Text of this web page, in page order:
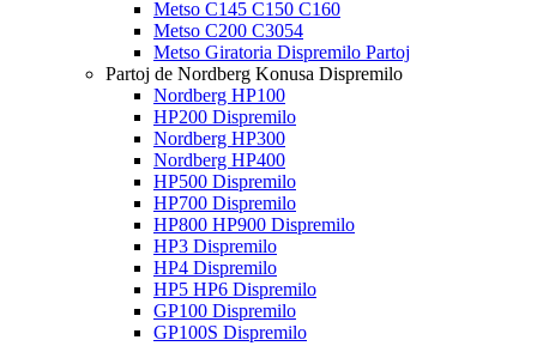
Metso C145 C150 C160
Metso C200 C3054
Metso Giratoria Dispremilo Partoj
Partoj de Nordberg Konusa Dispremilo
Nordberg HP100
HP200 Dispremilo
Nordberg HP300
Nordberg HP400
HP500 Dispremilo
HP700 Dispremilo
HP800 HP900 Dispremilo
HP3 Dispremilo
HP4 Dispremilo
HP5 HP6 Dispremilo
GP100 Dispremilo
GP100S Dispremilo